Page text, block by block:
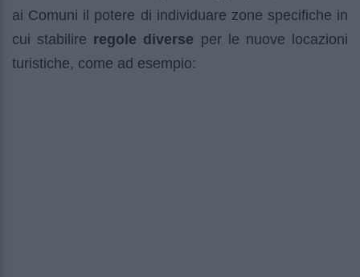
ai Comuni il potere di individuare zone specifiche in
cui stabilire regole diverse per le nuove locazioni
turistiche, come ad esempio: